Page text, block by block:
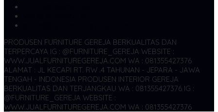
PRODUSEN FURNITURE GEREJA BERKUALITAS DAN
TERPERCAYA IG : @FURNITURE_GEREJA WEBSITE :
WWW.JUALFURNITUREGEREJA.COM WA : 081355427376
ALAMAT : JL KECAPI RT. RW .4 TAHUNAN - JEPARA - JAWA
TENGAH - INDONESIA PRODUSEN INTERIOR GEREJA
BERKUALITAS DAN TERJANGKAU WA : 081355427376 IG :
@FURNITURE_GEREJA WEBSITE :
WWW.JUALFURNITUREGEREJA.COM WA : 081355427376